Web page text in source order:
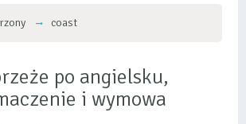
coast
po angielsku,
i wymowa